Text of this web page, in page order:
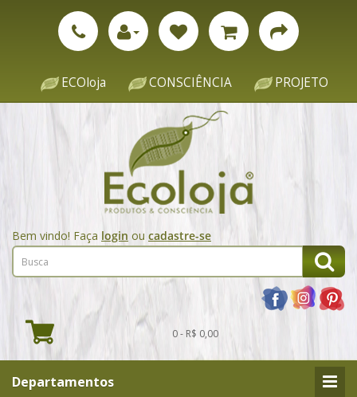
ECOloja CONSCIÊNCIA PROJETO
Bem vindo! Faça login ou cadastre-se
0 - R$ 0,00
Departamentos